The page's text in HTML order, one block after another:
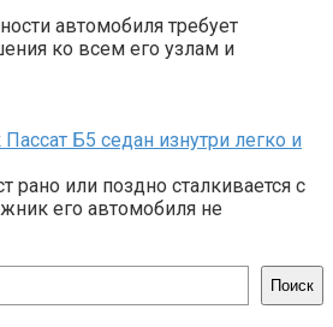
автомобиля требует
ко всем его узлам и
Б5 седан изнутри легко и
рано или поздно сталкивается с
его автомобиля не
Поиск